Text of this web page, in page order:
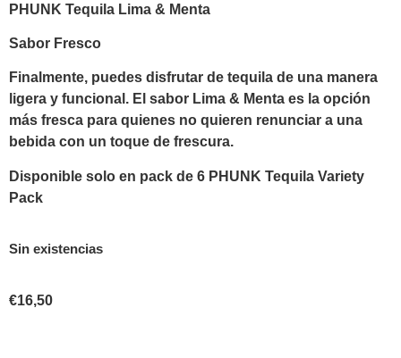
PHUNK Tequila Lima & Menta
Sabor Fresco
Finalmente, puedes disfrutar de tequila de una manera
ligera y funcional. El sabor Lima & Menta es la opción
más fresca para quienes no quieren renunciar a una
bebida con un toque de frescura.
Disponible solo en pack de 6 PHUNK Tequila Variety
Pack
Sin existencias
€16,50